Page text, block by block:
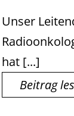
Unser
hat [...]
Beitrag